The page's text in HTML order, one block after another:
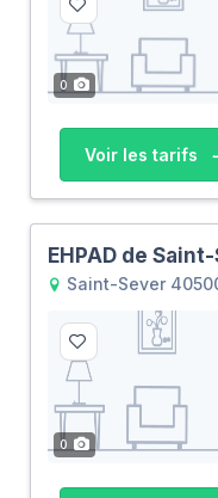
0
Voir les tarifs
EHPAD de
Saint-Sever
0